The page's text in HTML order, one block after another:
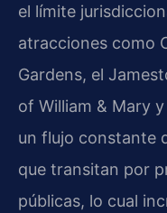
el límite
atracciones como
Gardens, el
of William & Mary
un flujo constante
que transitan por
públicas, lo cual